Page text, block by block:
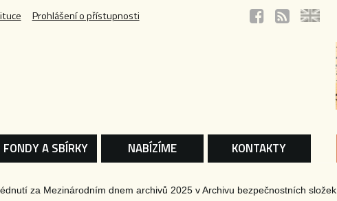
Prohlášení o přístupnosti
FONDY A SBÍRKY NABÍZÍME KONTAKTY
za Mezinárodním dnem archivů 2025 v Archivu bezpečnostních složek